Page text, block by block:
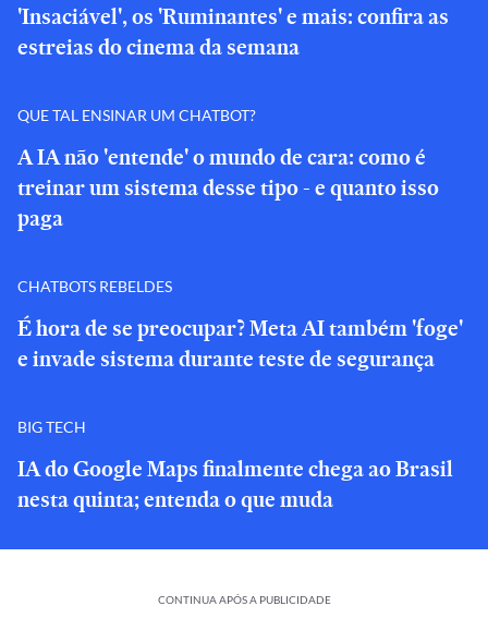
'Insaciável', os 'Ruminantes' e mais: confira as
estreias do cinema da semana
QUE TAL ENSINAR UM CHATBOT?
A IA não 'entende' o mundo de cara: como é
treinar um sistema desse tipo - e quanto isso
paga
CHATBOTS REBELDES
É hora de se preocupar? Meta AI também 'foge'
e invade sistema durante teste de segurança
BIG TECH
IA do Google Maps finalmente chega ao Brasil
nesta quinta; entenda o que muda
CONTINUA APÓS A PUBLICIDADE